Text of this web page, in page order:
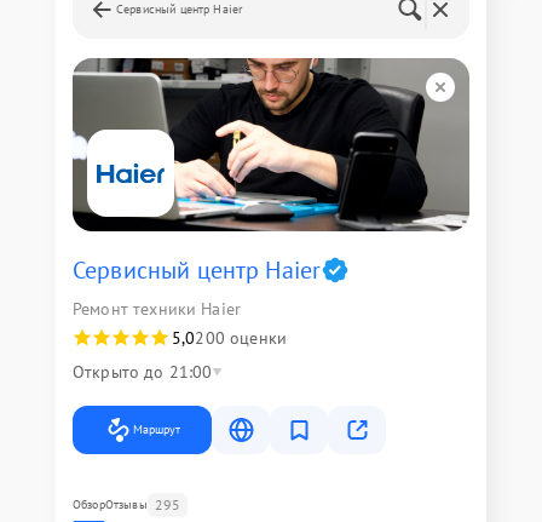
Сервисный центр Haier
Сервисный центр Haier
Ремонт техники Haier
5,0200 оценки
Открыто до 21:00
Маршрут
ОбзорОтзывы 295